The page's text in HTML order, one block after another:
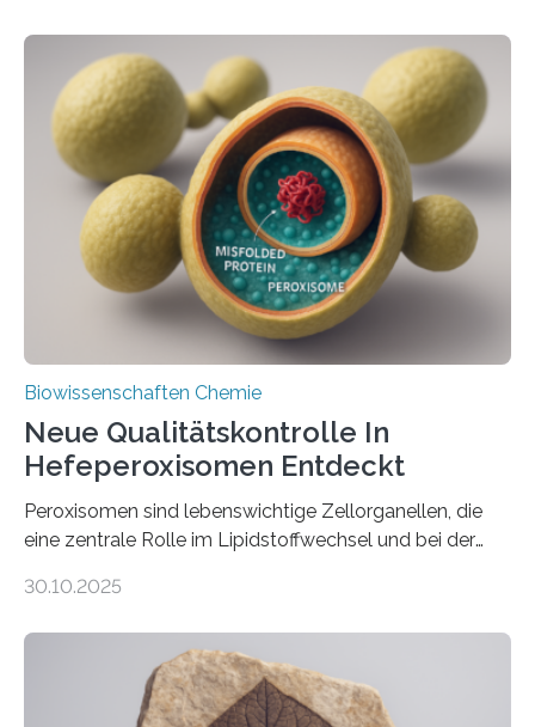
Biowissenschaften Chemie
Neue Qualitätskontrolle In
Hefeperoxisomen Entdeckt
Peroxisomen sind lebenswichtige Zellorganellen, die
eine zentrale Rolle im Lipidstoffwechsel und bei der
erfüllen können, müssen zahlreiche Enzyme präzise in
der Ruhr-Universität Bochum um Prof. Dr. Ralf Erdmann
und Dr. Ismaila Francis Yusuf hat nun einen bislang
unbekannten Qualitätskontrollmechanismus des
30.10.2025